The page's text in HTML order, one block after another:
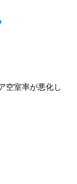
空室率が悪化し